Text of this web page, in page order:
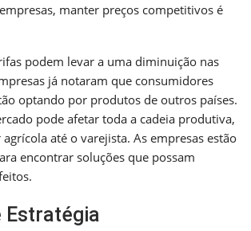
manter preços competitivos é
podem levar a uma diminuição nas
já notaram que consumidores
optando por produtos de outros países.
pode afetar toda a cadeia produtiva,
até o varejista. As empresas estão
encontrar soluções que possam
Estratégia